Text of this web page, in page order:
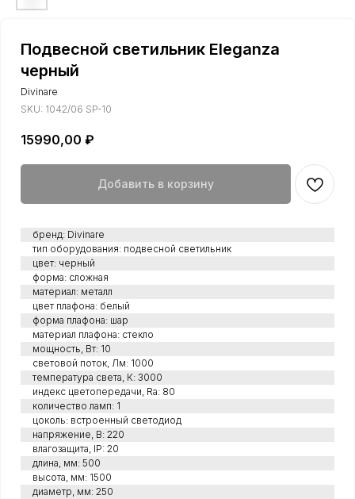
Подвесной светильник Eleganza
черный
Divinare
SKU: 1042/06 SP-10
15990,00 ₽
Добавить в корзину
бренд: Divinare
тип оборудования: подвесной светильник
цвет: черный
форма: сложная
материал: металл
цвет плафона: белый
форма плафона: шар
материал плафона: стекло
мощность, Вт: 10
световой поток, Лм: 1000
температура света, К: 3000
индекс цветопередачи, Ra: 80
количество ламп: 1
цоколь: встроенный светодиод
напряжение, В: 220
влагозащита, IP: 20
длина, мм: 500
высота, мм: 1500
диаметр, мм: 250